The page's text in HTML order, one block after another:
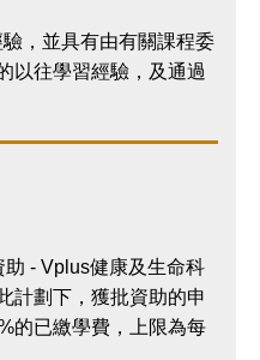
，並具有由有關課程委
以往學習經驗，及通過
- Vplus健康及生命科
計劃下，獲批資助的申
的已繳學費，上限為每